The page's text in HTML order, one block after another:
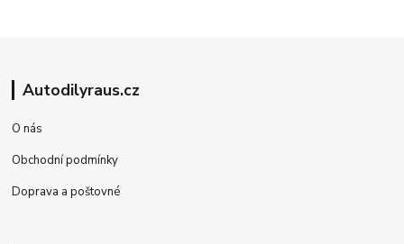
Autodilyraus.cz
O nás
Obchodní podmínky
Doprava a poštovné